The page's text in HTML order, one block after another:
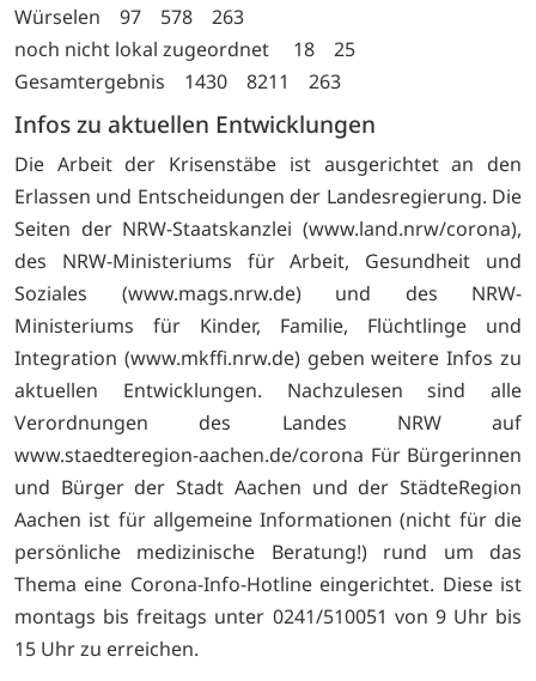
Würselen 97 578 263
noch nicht lokal zugeordnet 18 25
Gesamtergebnis 1430 8211 263
Infos zu aktuellen Entwicklungen
Die Arbeit der Krisenstäbe ist ausgerichtet an den
Erlassen und Entscheidungen der Landesregierung. Die
Seiten der NRW-Staatskanzlei (www.land.nrw/corona),
des NRW-Ministeriums für Arbeit, Gesundheit und
Soziales (www.mags.nrw.de) und des NRW-
Ministeriums für Kinder, Familie, Flüchtlinge und
Integration (www.mkffi.nrw.de) geben weitere Infos zu
aktuellen Entwicklungen. Nachzulesen sind alle
Verordnungen des Landes NRW auf
www.staedteregion-aachen.de/corona Für Bürgerinnen
und Bürger der Stadt Aachen und der StädteRegion
Aachen ist für allgemeine Informationen (nicht für die
persönliche medizinische Beratung!) rund um das
Thema eine Corona-Info-Hotline eingerichtet. Diese ist
montags bis freitags unter 0241/510051 von 9 Uhr bis
15 Uhr zu erreichen.